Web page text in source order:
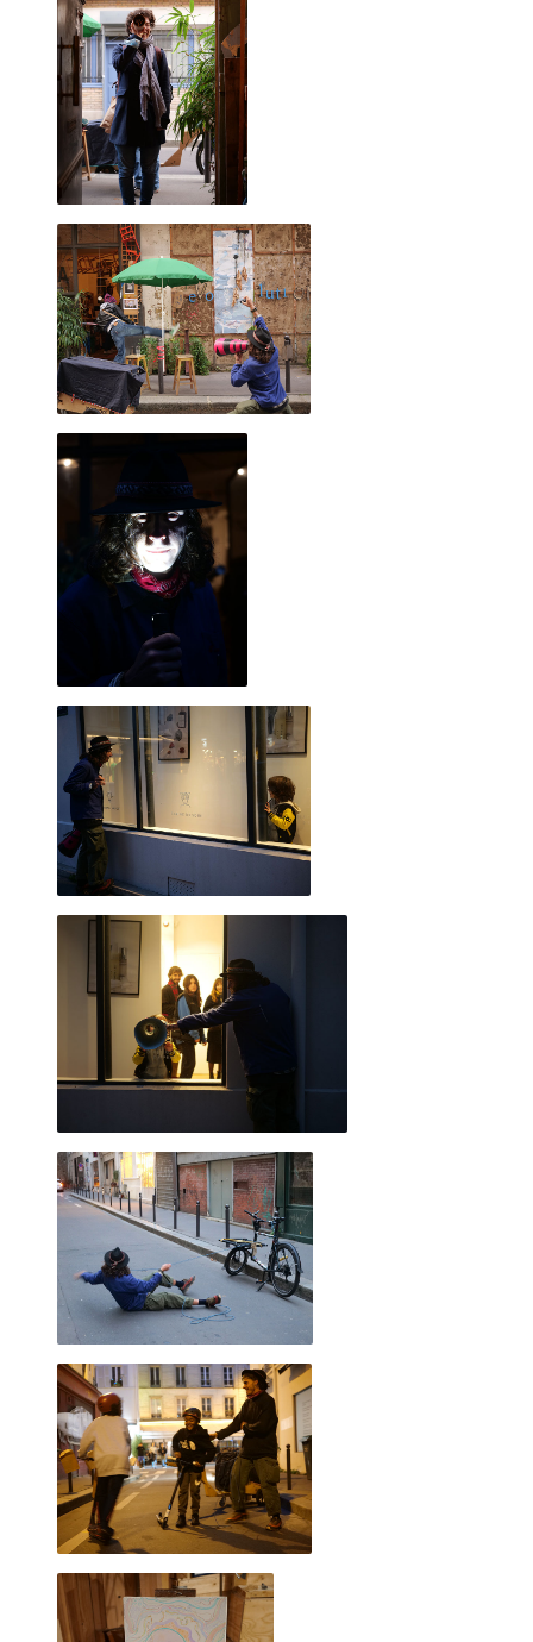
La palissade
C'est à l'occasion d'un voyage à vélo que je suis revenu avec
Alexandre Leroux, un ami. Nous avons présenté une
ribambelles de photos, de vidéos et d'objets.
SACHA et ALEX pour "Pédale Pédale" 2018
"Pédale Pédale", décembre 2018
Première rencontre avec le OU PAS. Nous avions imaginé
cela comme un événement ou viennent se succéder de